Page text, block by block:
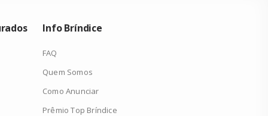
Info Bríndice
FAQ
Quem Somos
Como Anunciar
Prêmio Top Bríndice